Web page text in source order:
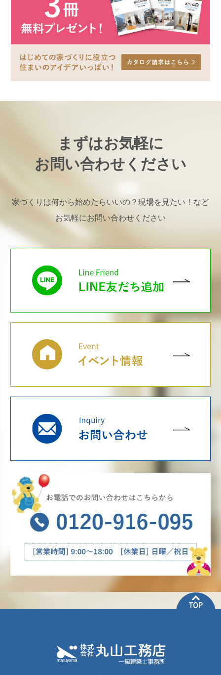
まずはお気軽に
お問い合わせください
家づくりは何から始めたらいいの？現場を見たい！など
お気軽にお問い合わせください